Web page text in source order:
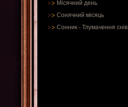
Місячний день
Сонячний місяць
Сонник - Тлумачення снів